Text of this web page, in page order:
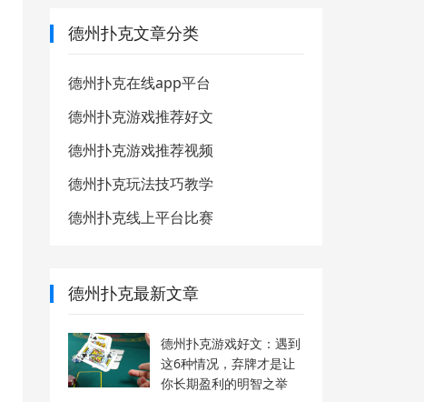
德州扑克文章分类
德州扑克在线app平台
德州扑克游戏推荐好文
德州扑克游戏推荐视频
德州扑克玩法技巧教学
德州扑克线上平台比赛
德州扑克最新文章
德州扑克游戏好文：遇到
这6种情况，弃牌才是让
你长期盈利的明智之举